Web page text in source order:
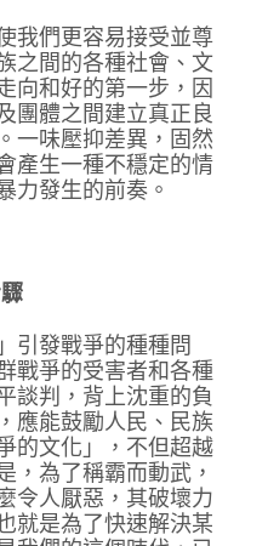
我們更容易接受並尊
之間的各種社會、文
向和好的第一步，因
團體之間建立真正良
一味壓抑差異，固然
產生一種不穩定的情
力發生的前奏。
引發戰爭的種種問
戰爭的受害者和各種
談判，背上沈重的負
應能鼓勵人民、民族
的文化」，不但超越
，為了稱霸而動武，
令人厭惡，其破壞力
就是為了快速解決某